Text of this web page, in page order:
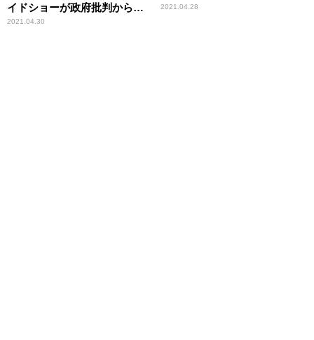
イドショーが政府批判からガ
ラッと矛先を変える」
2021.04.30
2021.04.28